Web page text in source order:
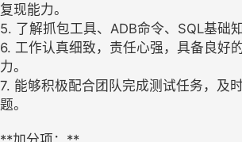
复现能力。
5. 了解抓包工具、ADB命令、SQL基础
6. 工作认真细致，责任心强，具备良好
力。
7. 能够积极配合团队完成测试任务，及
题。